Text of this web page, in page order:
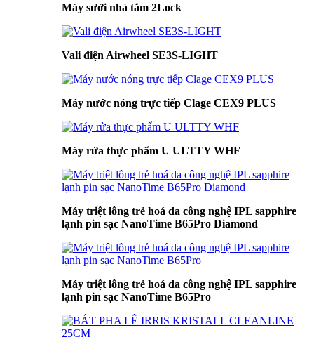
Máy sưởi nhà tắm 2Lock
Vali điện Airwheel SE3S-LIGHT
Máy nước nóng trực tiếp Clage CEX9 PLUS
Máy rửa thực phẩm U ULTTY WHF
Máy triệt lông trẻ hoá da công nghệ IPL sapphire
lạnh pin sạc NanoTime B65Pro Diamond
Máy triệt lông trẻ hoá da công nghệ IPL sapphire
lạnh pin sạc NanoTime B65Pro